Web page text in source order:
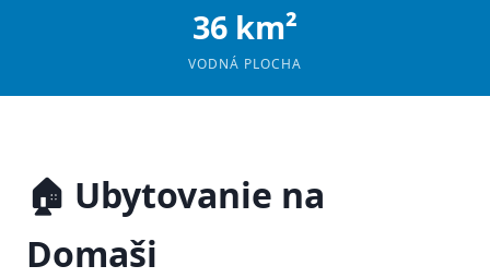
36 km²
VODNÁ PLOCHA
🏠 Ubytovanie na
Domaši